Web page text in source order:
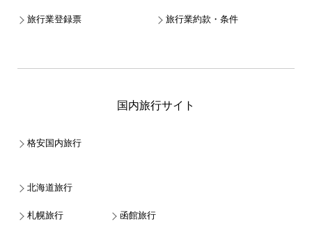
旅行業登録票 旅行業約款・条件
国内旅行サイト
格安国内旅行
北海道旅行
札幌旅行 函館旅行